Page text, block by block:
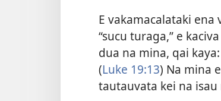
E vakamacalataki
“sucu turaga,” e
dua na mina, qai
(Luke 19:13) Na mina
tautauvata kei na